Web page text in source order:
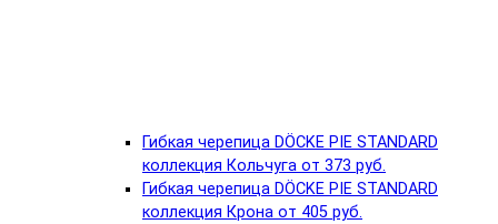
Гибкая черепица DÖCKE PIE STANDARD
коллекция Кольчуга от 373 руб.
Гибкая черепица DÖCKE PIE STANDARD
коллекция Крона от 405 руб.